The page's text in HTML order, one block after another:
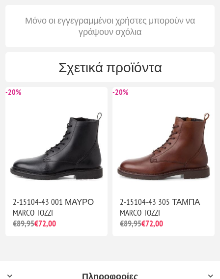
Μόνο οι εγγεγραμμένοι χρήστες μπορούν να
γράψουν σχόλια
Σχετικά προϊόντα
-20%
2-15104-43 001 ΜΑΥΡΟ
MARCO TOZZI
€89,95€72,00
-20%
2-15104-43 305 ΤΑΜΠΑ
MARCO TOZZI
€89,95€72,00
Πληροφορίες